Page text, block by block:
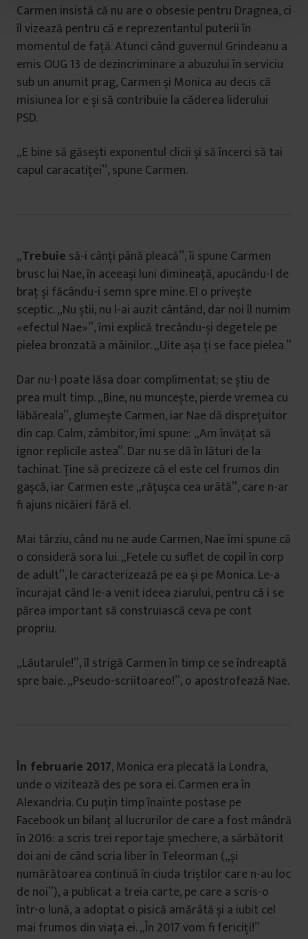
Carmen insistă că nu are o obsesie pentru Dragnea, ci
îl vizează pentru că e reprezentantul puterii în
momentul de față. Atunci când guvernul Grindeanu a
emis OUG 13 de dezincriminare a abuzului în serviciu
sub un anumit prag, Carmen și Monica au decis că
misiunea lor e și să contribuie la căderea liderului
PSD.
„E bine să găsești exponentul clicii și să încerci să tai
capul caracatiței”, spune Carmen.
„Trebuie să-i cânți până pleacă”, îi spune Carmen
brusc lui Nae, în aceeași luni dimineață, apucându-l de
braț și făcându-i semn spre mine. El o privește
sceptic. „Nu știi, nu l-ai auzit cântând, dar noi îl numim
«efectul Nae»”, îmi explică trecându-și degetele pe
pielea bronzată a mâinilor. „Uite așa ți se face pielea.”
Dar nu-l poate lăsa doar complimentat; se știu de
prea mult timp. „Bine, nu muncește, pierde vremea cu
lăbăreala”, glumește Carmen, iar Nae dă disprețuitor
din cap. Calm, zâmbitor, îmi spune: „Am învățat să
ignor replicile astea”. Dar nu se dă în lături de la
tachinat. Ține să precizeze că el este cel frumos din
gașcă, iar Carmen este „rățușca cea urâtă”, care n-ar
fi ajuns nicăieri fără el.
Mai târziu, când nu ne aude Carmen, Nae îmi spune că
o consideră sora lui. „Fetele cu suflet de copil în corp
de adult”, le caracterizează pe ea și pe Monica. Le-a
încurajat când le-a venit ideea ziarului, pentru că i se
părea important să construiască ceva pe cont
propriu.
„Lăutarule!”, îl strigă Carmen în timp ce se îndreaptă
spre baie. „Pseudo-scriitoareo!”, o apostrofează Nae.
În februarie 2017, Monica era plecată la Londra,
unde o vizitează des pe sora ei. Carmen era în
Alexandria. Cu puțin timp înainte postase pe
Facebook un bilanț al lucrurilor de care a fost mândră
în 2016: a scris trei reportaje șmechere, a sărbătorit
doi ani de când scria liber în Teleorman („și
numărătoarea continuă în ciuda triștilor care n-au loc
de noi”), a publicat a treia carte, pe care a scris-o
într-o lună, a adoptat o pisică amărâtă și a iubit cel
mai frumos din viața ei. „În 2017 vom fi fericiți!”